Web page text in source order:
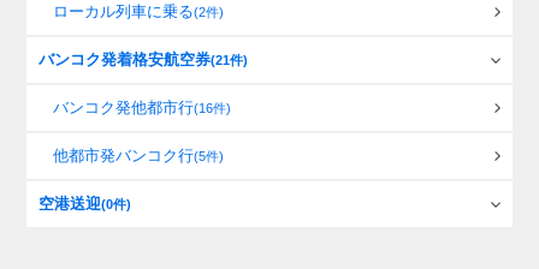
ローカル列車に乗る(2件)
バンコク発着格安航空券(21件)
バンコク発他都市行(16件)
他都市発バンコク行(5件)
空港送迎(0件)